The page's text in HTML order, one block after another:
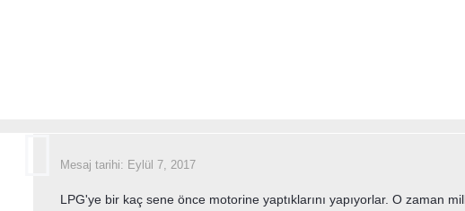
Mesaj tarihi: Eylül 7, 2017
LPG'ye bir kaç sene önce motorine yaptıklarını yapıyorlar. O zaman